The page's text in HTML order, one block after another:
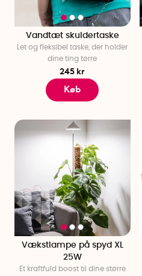
Vandtæt skuldertaske
Let og fleksibel taske, der holder
dine ting tørre
245 kr
Køb
Vækstlampe på spyd XL
25W
Et kraftfuld boost til dine større